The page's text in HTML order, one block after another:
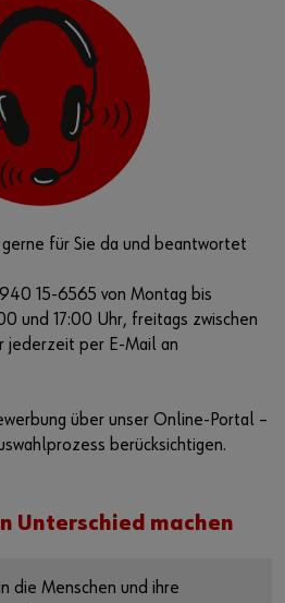
für Sie da und beantwortet
15-6565 von Montag bis
und 17:00 Uhr, freitags zwischen
jederzeit per E-Mail an
über unser Online-Portal –
berücksichtigen.
Unterschied machen
die Menschen und ihre